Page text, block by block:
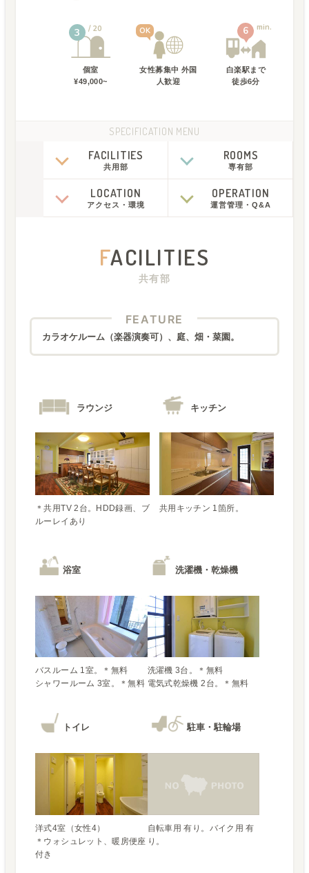
3 20
個室
¥49,000~
OK
女性募集中 外国
人歓迎
6 min.
白楽駅まで
徒歩6分
SPECIFICATION MENU
FACILITIES
共用部
ROOMS
専有部
LOCATION
アクセス ・環境
OPERATION
運営管理 ・Q&A
FACILITIES
共有部
FEATURE
カラオケルーム（楽器演奏可）、庭、畑・菜園。
ラウンジ
＊共用TV 2台。HDD録画、ブ
ルーレイあり
キッチン
共用キッチン 1箇所。
浴室
バスルーム 1室。＊無料
洗濯機・乾燥機
洗濯機 3台。＊無料
電気式乾燥機 2台。＊無料
トイレ
洋式4室（女性4）
＊ウォシュレット、暖房便座
付き
駐車・駐輪場
自転車用 有り。バイク用 有
り。